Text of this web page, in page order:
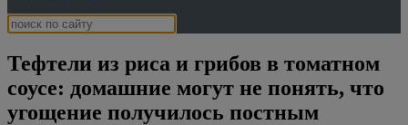
Тефтели из риса и грибов в томатном
соусе: домашние могут не понять, что
угощение получилось постным